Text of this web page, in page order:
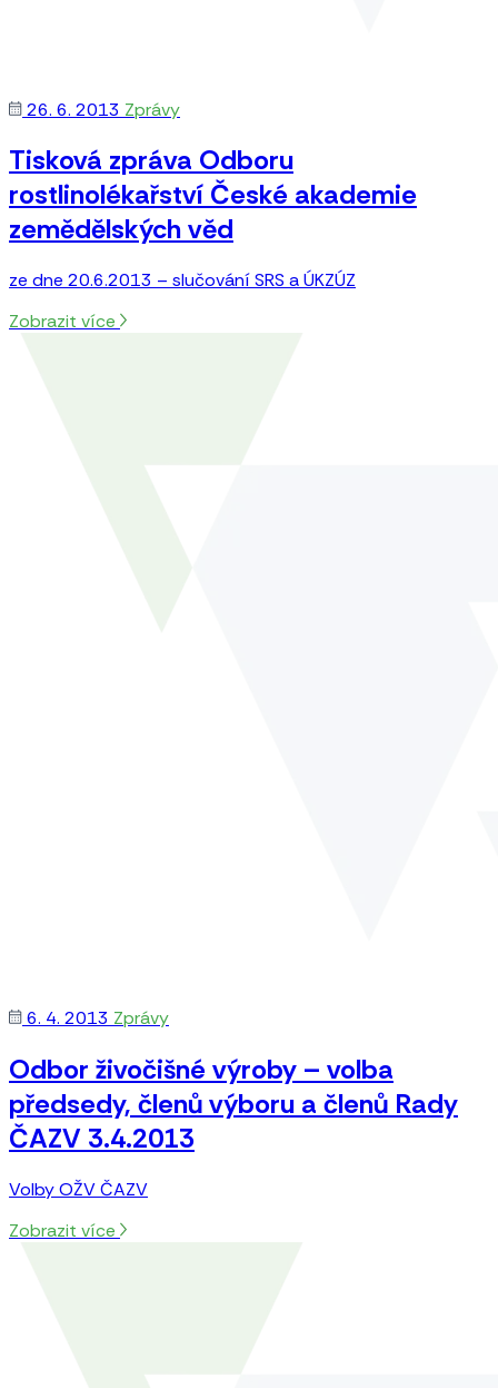
26. 6. 2013 Zprávy
Tisková zpráva Odboru
rostlinolékařství České akademie
zemědělských věd
ze dne 20.6.2013 – slučování SRS a ÚKZÚZ
Zobrazit více
6. 4. 2013 Zprávy
Odbor živočišné výroby – volba
předsedy, členů výboru a členů Rady
ČAZV 3.4.2013
Volby OŽV ČAZV
Zobrazit více